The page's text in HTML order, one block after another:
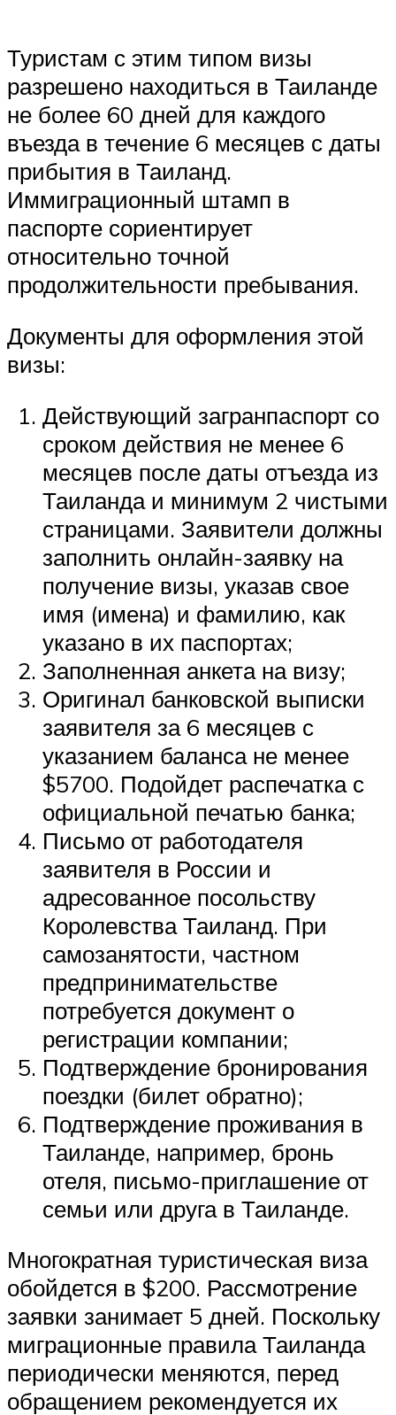
Туристам с этим типом визы
разрешено находиться в Таиланде
не более 60 дней для каждого
въезда в течение 6 месяцев с даты
прибытия в Таиланд.
Иммиграционный штамп в
паспорте сориентирует
относительно точной
продолжительности пребывания.
Документы для оформления этой
визы:
Действующий загранпаспорт со
сроком действия не менее 6
месяцев после даты отъезда из
Таиланда и минимум 2 чистыми
страницами. Заявители должны
заполнить онлайн-заявку на
получение визы, указав свое
имя (имена) и фамилию, как
указано в их паспортах;
Заполненная анкета на визу;
Оригинал банковской выписки
заявителя за 6 месяцев с
указанием баланса не менее
$5700. Подойдет распечатка с
официальной печатью банка;
Письмо от работодателя
заявителя в России и
адресованное посольству
Королевства Таиланд. При
самозанятости, частном
предпринимательстве
потребуется документ о
регистрации компании;
Подтверждение бронирования
поездки (билет обратно);
Подтверждение проживания в
Таиланде, например, бронь
отеля, письмо-приглашение от
семьи или друга в Таиланде.
Многократная туристическая виза
обойдется в $200. Рассмотрение
заявки занимает 5 дней. Поскольку
миграционные правила Таиланда
периодически меняются, перед
обращением рекомендуется их